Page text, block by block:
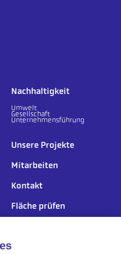
Nachhaltigkeit
Umwelt
Gesellschaft
Unternehmensführung
Unsere Projekte
Mitarbeiten
Kontakt
Fläche prüfen